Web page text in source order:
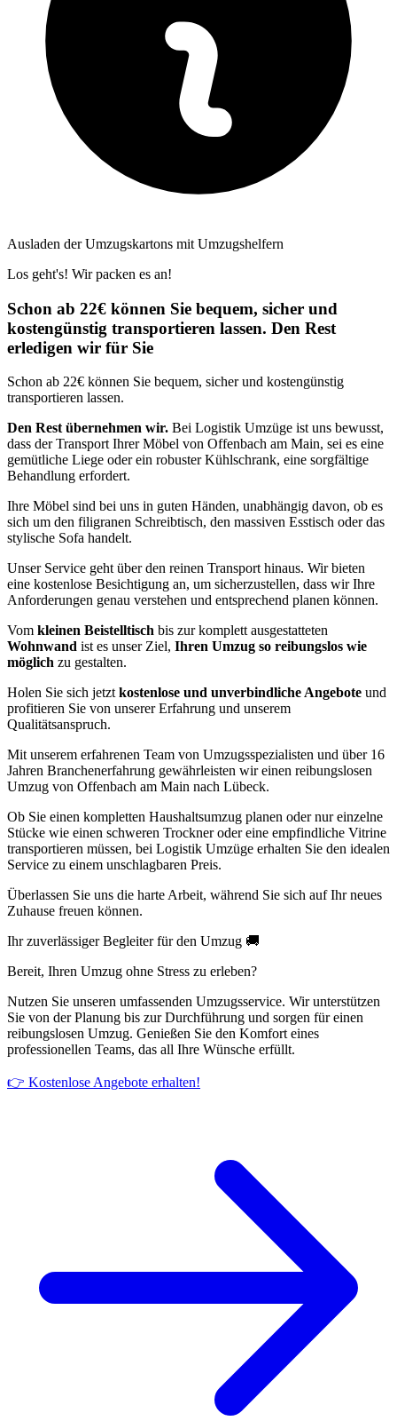
Ausladen der Umzugskartons mit Umzugshelfern
Los geht's! Wir packen es an!
Schon ab 22€ können Sie bequem, sicher und
kostengünstig transportieren lassen. Den Rest
erledigen wir für Sie
Schon ab 22€ können Sie bequem, sicher und kostengünstig
transportieren lassen.
Den Rest übernehmen wir. Bei Logistik Umzüge ist uns bewusst,
dass der Transport Ihrer Möbel von Offenbach am Main, sei es eine
gemütliche Liege oder ein robuster Kühlschrank, eine sorgfältige
Behandlung erfordert.
Ihre Möbel sind bei uns in guten Händen, unabhängig davon, ob es
sich um den filigranen Schreibtisch, den massiven Esstisch oder das
stylische Sofa handelt.
Unser Service geht über den reinen Transport hinaus. Wir bieten
eine kostenlose Besichtigung an, um sicherzustellen, dass wir Ihre
Anforderungen genau verstehen und entsprechend planen können.
Vom kleinen Beistelltisch bis zur komplett ausgestatteten
Wohnwand ist es unser Ziel, Ihren Umzug so reibungslos wie
möglich zu gestalten.
Holen Sie sich jetzt kostenlose und unverbindliche Angebote und
profitieren Sie von unserer Erfahrung und unserem
Qualitätsanspruch.
Mit unserem erfahrenen Team von Umzugsspezialisten und über 16
Jahren Branchenerfahrung gewährleisten wir einen reibungslosen
Umzug von Offenbach am Main nach Lübeck.
Ob Sie einen kompletten Haushaltsumzug planen oder nur einzelne
Stücke wie einen schweren Trockner oder eine empfindliche Vitrine
transportieren müssen, bei Logistik Umzüge erhalten Sie den idealen
Service zu einem unschlagbaren Preis.
Überlassen Sie uns die harte Arbeit, während Sie sich auf Ihr neues
Zuhause freuen können.
Ihr zuverlässiger Begleiter für den Umzug 🚚
Bereit, Ihren Umzug ohne Stress zu erleben?
Nutzen Sie unseren umfassenden Umzugsservice. Wir unterstützen
Sie von der Planung bis zur Durchführung und sorgen für einen
reibungslosen Umzug. Genießen Sie den Komfort eines
professionellen Teams, das all Ihre Wünsche erfüllt.
👉 Kostenlose Angebote erhalten!